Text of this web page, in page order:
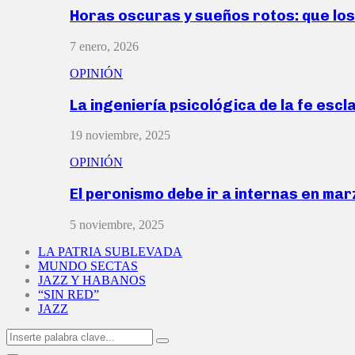
Horas oscuras y sueños rotos: que
7 enero, 2026
OPINIÓN
La ingeniería psicológica de la fe
19 noviembre, 2025
OPINIÓN
El peronismo debe ir a internas en
5 noviembre, 2025
LA PATRIA SUBLEVADA
MUNDO SECTAS
JAZZ Y HABANOS
“SIN RED”
JAZZ
Search
for:
Search